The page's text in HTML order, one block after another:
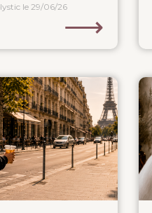
le 29/06/26
⟶